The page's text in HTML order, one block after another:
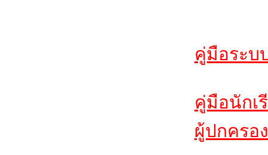
คู่มือระบ
คู่มือนักเ
ผู้ปกครอ